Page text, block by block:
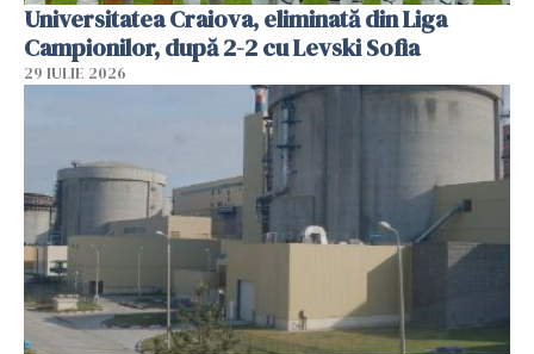
Universitatea Craiova, eliminată din Liga
Campionilor, după 2-2 cu Levski Sofia
29 IULIE 2026